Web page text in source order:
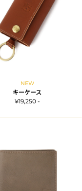
NEW
キーケース
¥19,250 -